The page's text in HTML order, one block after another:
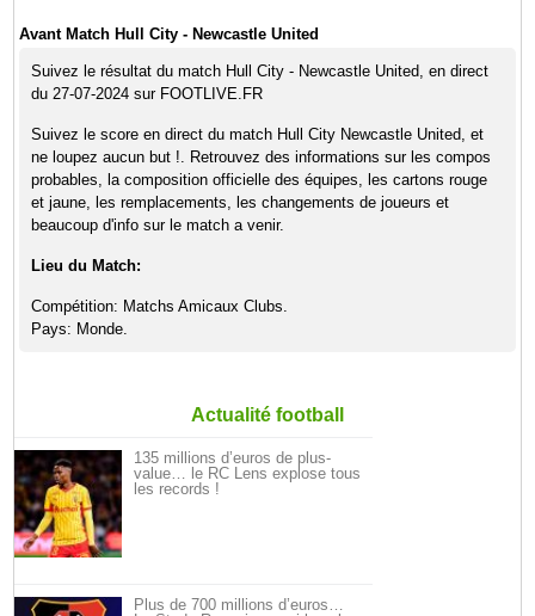
Avant Match Hull City - Newcastle United
Suivez le résultat du match Hull City - Newcastle United, en direct
du 27-07-2024 sur FOOTLIVE.FR
Suivez le score en direct du match Hull City Newcastle United, et
ne loupez aucun but !. Retrouvez des informations sur les compos
probables, la composition officielle des équipes, les cartons rouge
et jaune, les remplacements, les changements de joueurs et
beaucoup d'info sur le match a venir.
Lieu du Match:
Compétition: Matchs Amicaux Clubs.
Pays: Monde.
Actualité football
135 millions d’euros de plus-
value… le RC Lens explose tous
les records !
Plus de 700 millions d’euros…